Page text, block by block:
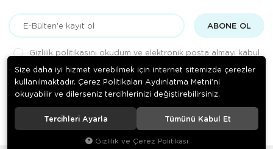
ABONE OL
Gizlilik politikasını okudum ve elektronik posta almayı kabul
© 2020Medizin Teknik. Tüm hakları saklıdır.
Size daha iyi hizmet verebilmek için internet sitemizde çerezler
kullanılmaktadır. Çerez Politikaları Aydınlatma Metni’ni
okuyabilir ve dilerseniz tercihlerinizi değiştirebilirsiniz.
Tercihleri Ayarla Tümünü Kabul Et
Gizlilik ve Çerez Politikası